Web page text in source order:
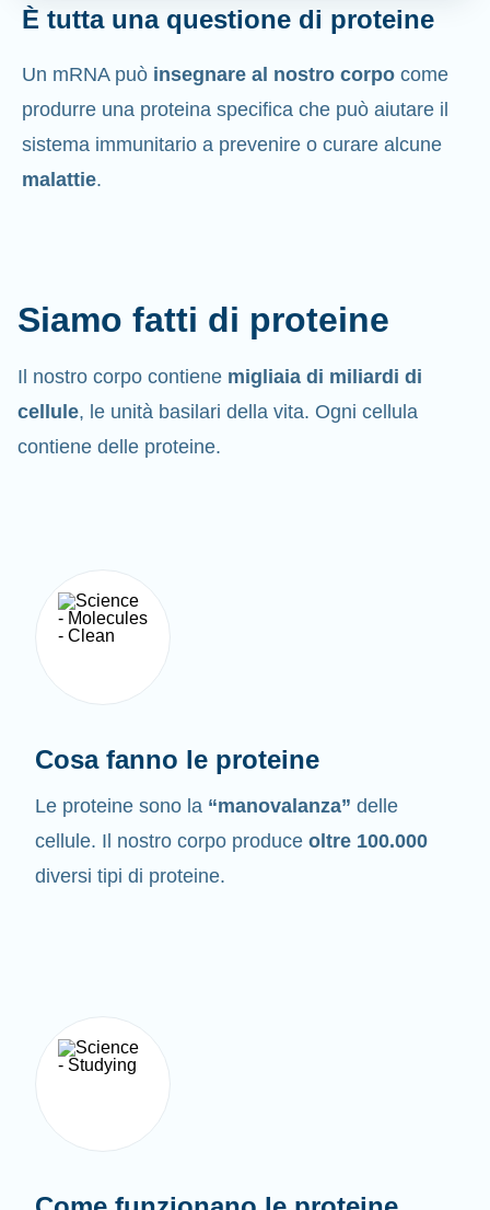
È tutta una questione di proteine
Un mRNA può insegnare al nostro corpo come
produrre una proteina specifica che può aiutare il
sistema immunitario a prevenire o curare alcune
malattie.
Siamo fatti di proteine
Il nostro corpo contiene migliaia di miliardi di
cellule, le unità basilari della vita. Ogni cellula
contiene delle proteine.
Cosa fanno le proteine
Le proteine sono la “manovalanza” delle
cellule. Il nostro corpo produce oltre 100.000
diversi tipi di proteine.